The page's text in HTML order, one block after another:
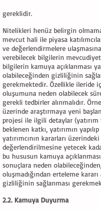
gereklidir.
Nitelikleri henüz belirgin
mevcut hali ile piyasa
ve değerlendirmelere
verebilecek bilgilerin
bilgilerin kamuya açıklanması
olabileceğinden gizliliğinin
gerekmektedir. Özellikle ileride
oluşumuna neden olabilecek
gerekli tedbirler alınmalıdır.
üzerinde araştırmaya yeni
projesi ile ilgili detaylar (yatırım
beklenen katkı, yatırımın
yatırımcının kararları
değerlendirilmesine yetecek
bu hususun kamuya açıklanması
sonuçlara neden
oluşmadığından erteleme kararı
gizliliğinin sağlanması
2.2. Kamuya Duyurma